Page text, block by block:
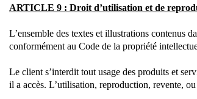
ARTICLE 9 : Droit d’utilisation et de
L’ensemble des textes et illustrations contenus
conformément au Code de la propriété
Le client s’interdit tout usage des produits et
il a accès. L’utilisation, reproduction, revente,